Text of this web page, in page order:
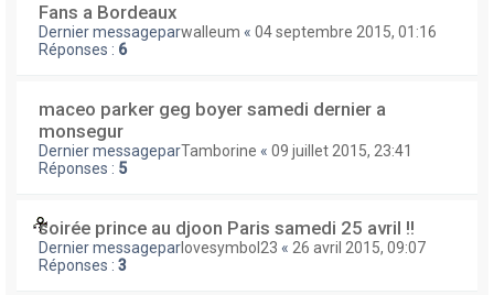
Fans a Bordeaux
Dernier messageparwalleum « 04 septembre 2015, 01:16
Réponses : 6
maceo parker geg boyer samedi dernier a
monsegur
Dernier messageparTamborine « 09 juillet 2015, 23:41
Réponses : 5
soirée prince au djoon Paris samedi 25 avril !!
Dernier messageparlovesymbol23 « 26 avril 2015, 09:07
Réponses : 3